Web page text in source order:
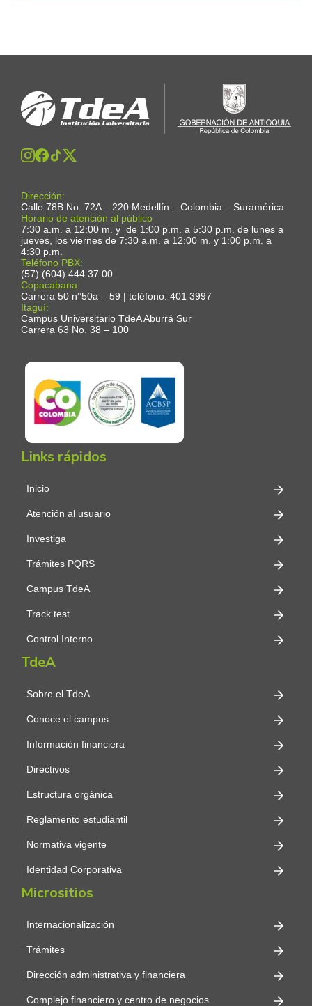
Dirección:
Calle 78B No. 72A – 220 Medellín – Colombia – Suramérica
Horario de atención al público
7:30 a.m. a 12:00 m. y de 1:00 p.m. a 5:30 p.m. de lunes a
jueves, los viernes de 7:30 a.m. a 12:00 m. y 1:00 p.m. a
4:30 p.m.
Teléfono PBX:
(57) (604) 444 37 00
Copacabana:
Carrera 50 n°50a – 59 | teléfono: 401 3997
Itaguí:
Campus Universitario TdeA Aburrá Sur
Carrera 63 No. 38 – 100
Links rápidos
Inicio
Atención al usuario
Investiga
Trámites PQRS
Campus TdeA
Track test
Control Interno
TdeA
Sobre el TdeA
Conoce el campus
Información financiera
Directivos
Estructura orgánica
Reglamento estudiantil
Normativa vigente
Identidad Corporativa
Micrositios
Internacionalización
Trámites
Dirección administrativa y financiera
Complejo financiero y centro de negocios